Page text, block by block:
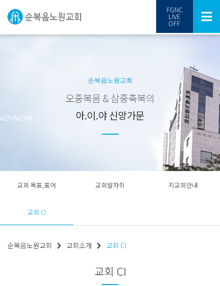
FGNC
LIVE
OFF
순복음노원교회
오중복음 & 삼중축복의
아.이.야 신앙가문
교회 목표,표어 교회발자취 지교회안내
교회 CI
순복음노원교회 교회소개 교회 CI
교회 CI